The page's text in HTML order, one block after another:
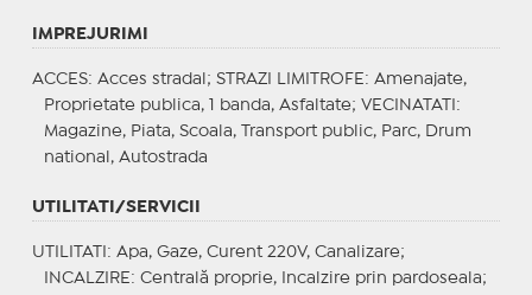
IMPREJURIMI
ACCES: Acces stradal; STRAZI LIMITROFE : Amenajate,
Proprietate publica, 1 banda, Asfaltate; VECINATATI :
Magazine, Piata, Scoala, Transport public, Parc, Drum
national, Autostrada
UTILITATI/SERVICII
UTILITATI : Apa, Gaze, Curent 220V, Canalizare;
INCALZIRE : Centrală proprie, Incalzire prin pardoseala;